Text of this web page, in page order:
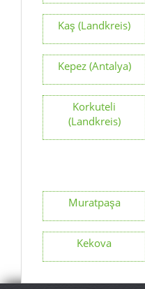
Kaş (Landkreis)
Kepez (Antalya)
Korkuteli
(Landkreis)
Muratpaşa
Kekova